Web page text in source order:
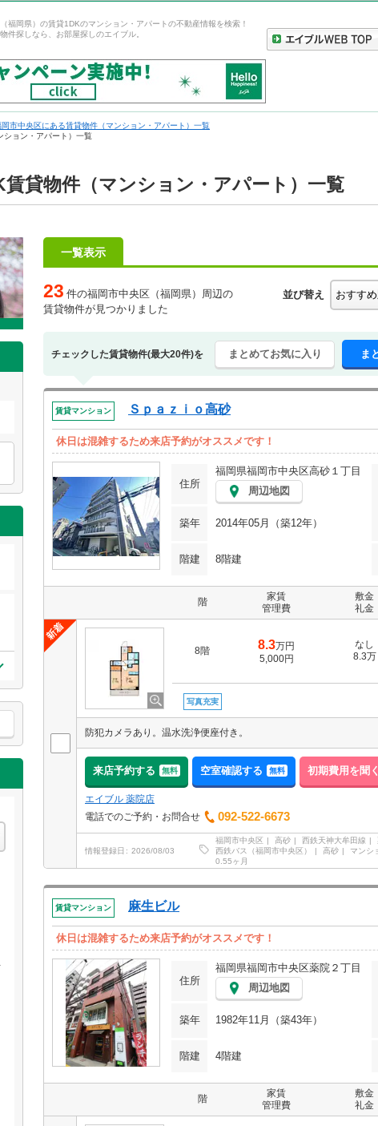
福岡県）の賃貸1DKのマンション・アパートの不動産情報を検索！
件探しなら、お部屋探しのエイブル。
岡市中央区にある賃貸物件（マンション・アパート）一覧
ション・アパート）一覧
貸物件（マンション・アパート）一覧
一覧表示
23 件の福岡市中央区（福岡県）周辺の
賃貸物件が見つかりました
並び替え
チェックした賃貸物件(最大20件)を まとめてお気に入り ま
賃貸マンション Ｓｐａｚｉｏ高砂
休日は混雑するため来店予約がオススメです！
住所
福岡県福岡市中央区高砂１丁目
周辺地図
築年 2014年05月（築12年）
階建 8階建
階
家賃
管理費
敷金
礼金
8階 8.3万円
5,000円
なし
8.3万
写真充実
防犯カメラあり。温水洗浄便座付き。
来店予約する 無料 空室確認する 無料 初期費用を聞く
エイブル 薬院店
電話でのご予約・お問合せ
092-522-6673
情報登録日 2026/08/03
福岡市中央区 高砂 西鉄天神大牟田線
西鉄バス（福岡市中央区）
高砂 マンシ
0.55ヶ月
賃貸マンション 麻生ビル
休日は混雑するため来店予約がオススメです！
住所
福岡県福岡市中央区薬院２丁目
周辺地図
築年 1982年11月（築43年）
階建 4階建
階
家賃
管理費
敷金
礼金